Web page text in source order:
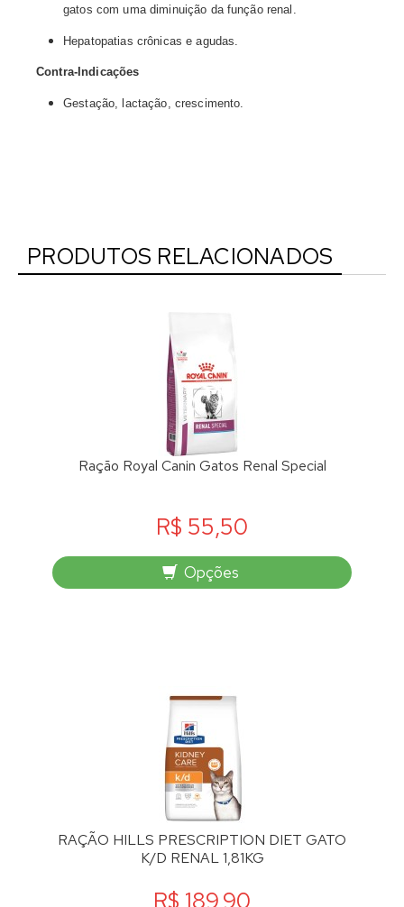
gatos com uma diminuição da função renal.
Hepatopatias crônicas e agudas.
Contra-Indicações
Gestação, lactação, crescimento.
PRODUTOS RELACIONADOS
Ração Royal Canin Gatos Renal Special
R$ 55,50
Opções
RAÇÃO HILLS PRESCRIPTION DIET GATO
K/D RENAL 1,81KG